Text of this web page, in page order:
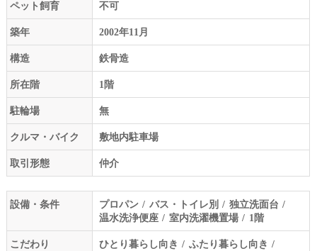
ペット飼育 不可
築年 2002年11月
構造 鉄骨造
所在階 1階
駐輪場 無
クルマ・バイク 敷地内駐車場
取引形態 仲介
設備・条件 プロパン バス・トイレ別
独立洗面台
温水洗浄便座
室内洗濯機置場 1階
こだわり ひとり暮らし向き
ふたり暮らし向き